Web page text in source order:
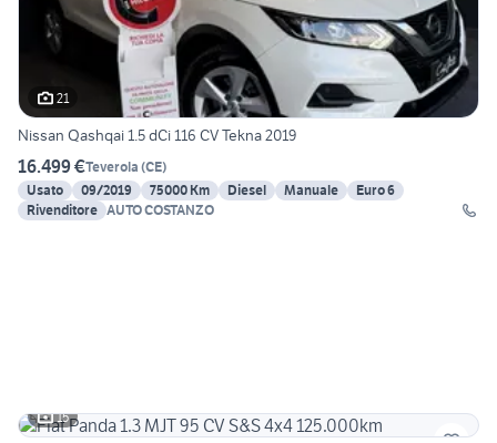
21
Nissan Qashqai 1.5 dCi 116 CV Tekna 2019
16.499 €Teverola (CE)
Usato
09/2019 75000 Km Diesel Manuale
Euro 6
Rivenditore AUTO COSTANZO
15